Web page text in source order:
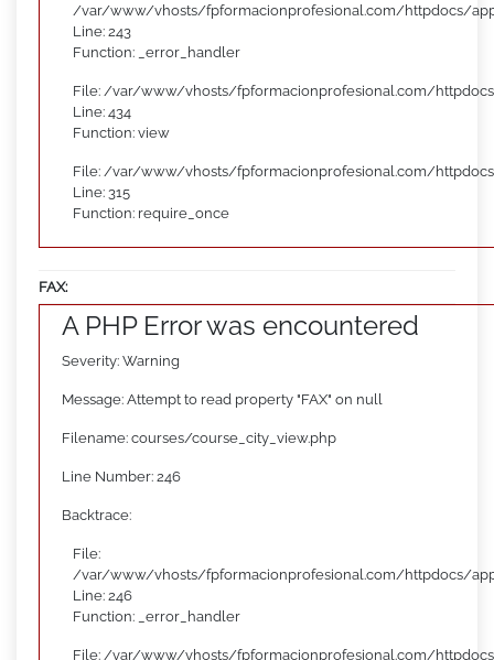
/var/www/vhosts/fpformacionprofesional.com/httpdocs/
Line: 243
Function: _error_handler
File: /var/www/vhosts/fpformacionprofesional.com/
Line: 434
Function: view
File: /var/www/vhosts/fpformacionprofesional.com/
Line: 315
Function: require_once
FAX:
A PHP Error was encountered
Severity: Warning
Message: Attempt to read property "FAX" on null
Filename: courses/course_city_view.php
Line Number: 246
Backtrace:
File:
/var/www/vhosts/fpformacionprofesional.com/httpdocs/
Line: 246
Function: _error_handler
File: /var/www/vhosts/fpformacionprofesional.com/